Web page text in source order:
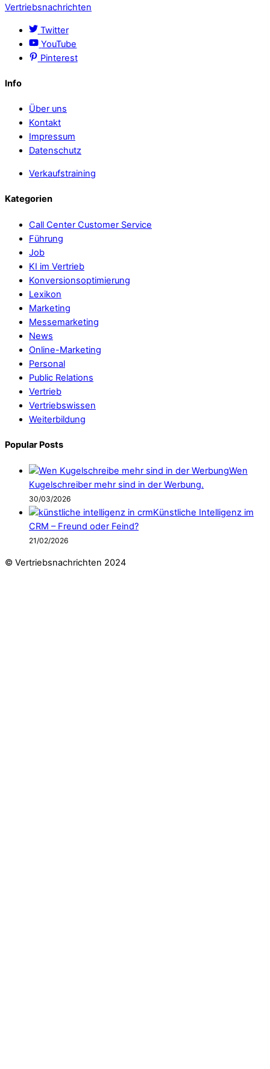
Vertriebsnachrichten
Twitter
YouTube
Pinterest
Info
Über uns
Kontakt
Impressum
Datenschutz
Verkaufstraining
Kategorien
Call Center Customer Service
Führung
Job
KI im Vertrieb
Konversionsoptimierung
Lexikon
Marketing
Messemarketing
News
Online-Marketing
Personal
Public Relations
Vertrieb
Vertriebswissen
Weiterbildung
Popular Posts
Wen
Kugelschreiber mehr sind in der Werbung.
30/03/2026
Künstliche Intelligenz im
CRM – Freund oder Feind?
21/02/2026
© Vertriebsnachrichten 2024